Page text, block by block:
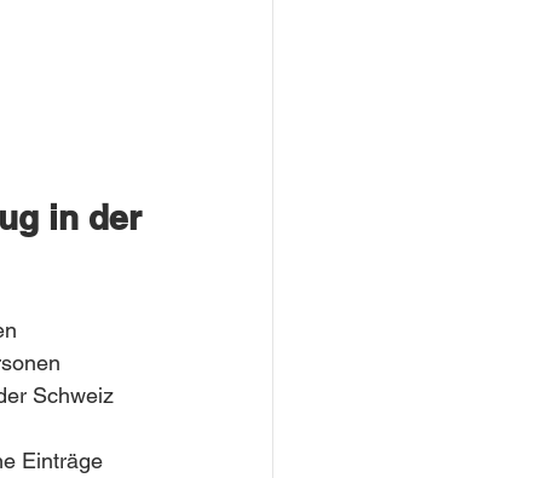
in der
Schweiz
Einträge